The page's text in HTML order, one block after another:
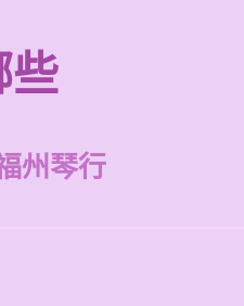
些
州琴行